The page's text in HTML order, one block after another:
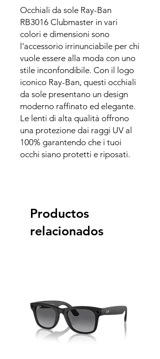
Occhiali da sole Ray-Ban
RB3016 Clubmaster in vari
colori e dimensioni sono
l'accessorio irrinunciabile per chi
vuole essere alla moda con uno
stile inconfondibile. Con il logo
iconico Ray-Ban, questi occhiali
da sole presentano un design
moderno raffinato ed elegante.
Le lenti di alta qualità offrono
una protezione dai raggi UV al
100% garantendo che i tuoi
occhi siano protetti e riposati.
Productos
relacionados